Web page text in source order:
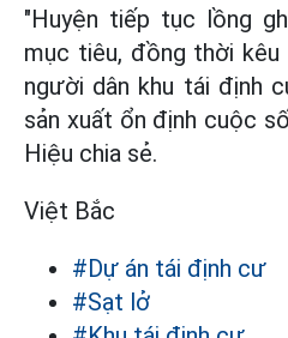
"Huyện tiếp tục lồng
mục tiêu, đồng thời
người dân khu tái định
sản xuất ổn định cuộc
Hiệu chia sẻ.
Việt Bắc
#Dự án tái định cư
#Sạt lở